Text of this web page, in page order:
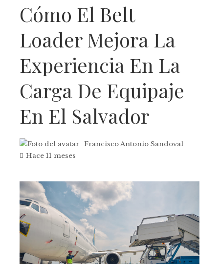
Cómo El Belt
Loader Mejora La
Experiencia En La
Carga De Equipaje
En El Salvador
Francisco Antonio Sandoval
Hace 11 meses